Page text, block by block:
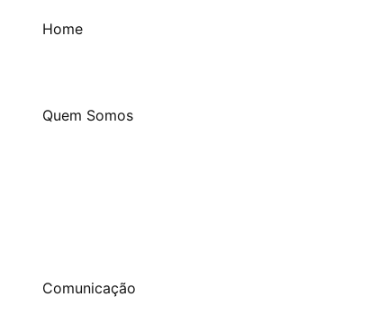
Home
Quem Somos
Comunicação